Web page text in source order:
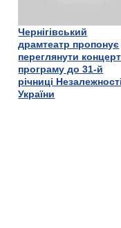
Чернігівський
драмтеатр пропонує
переглянути
програму до 31-й
річниці Незалежності
України